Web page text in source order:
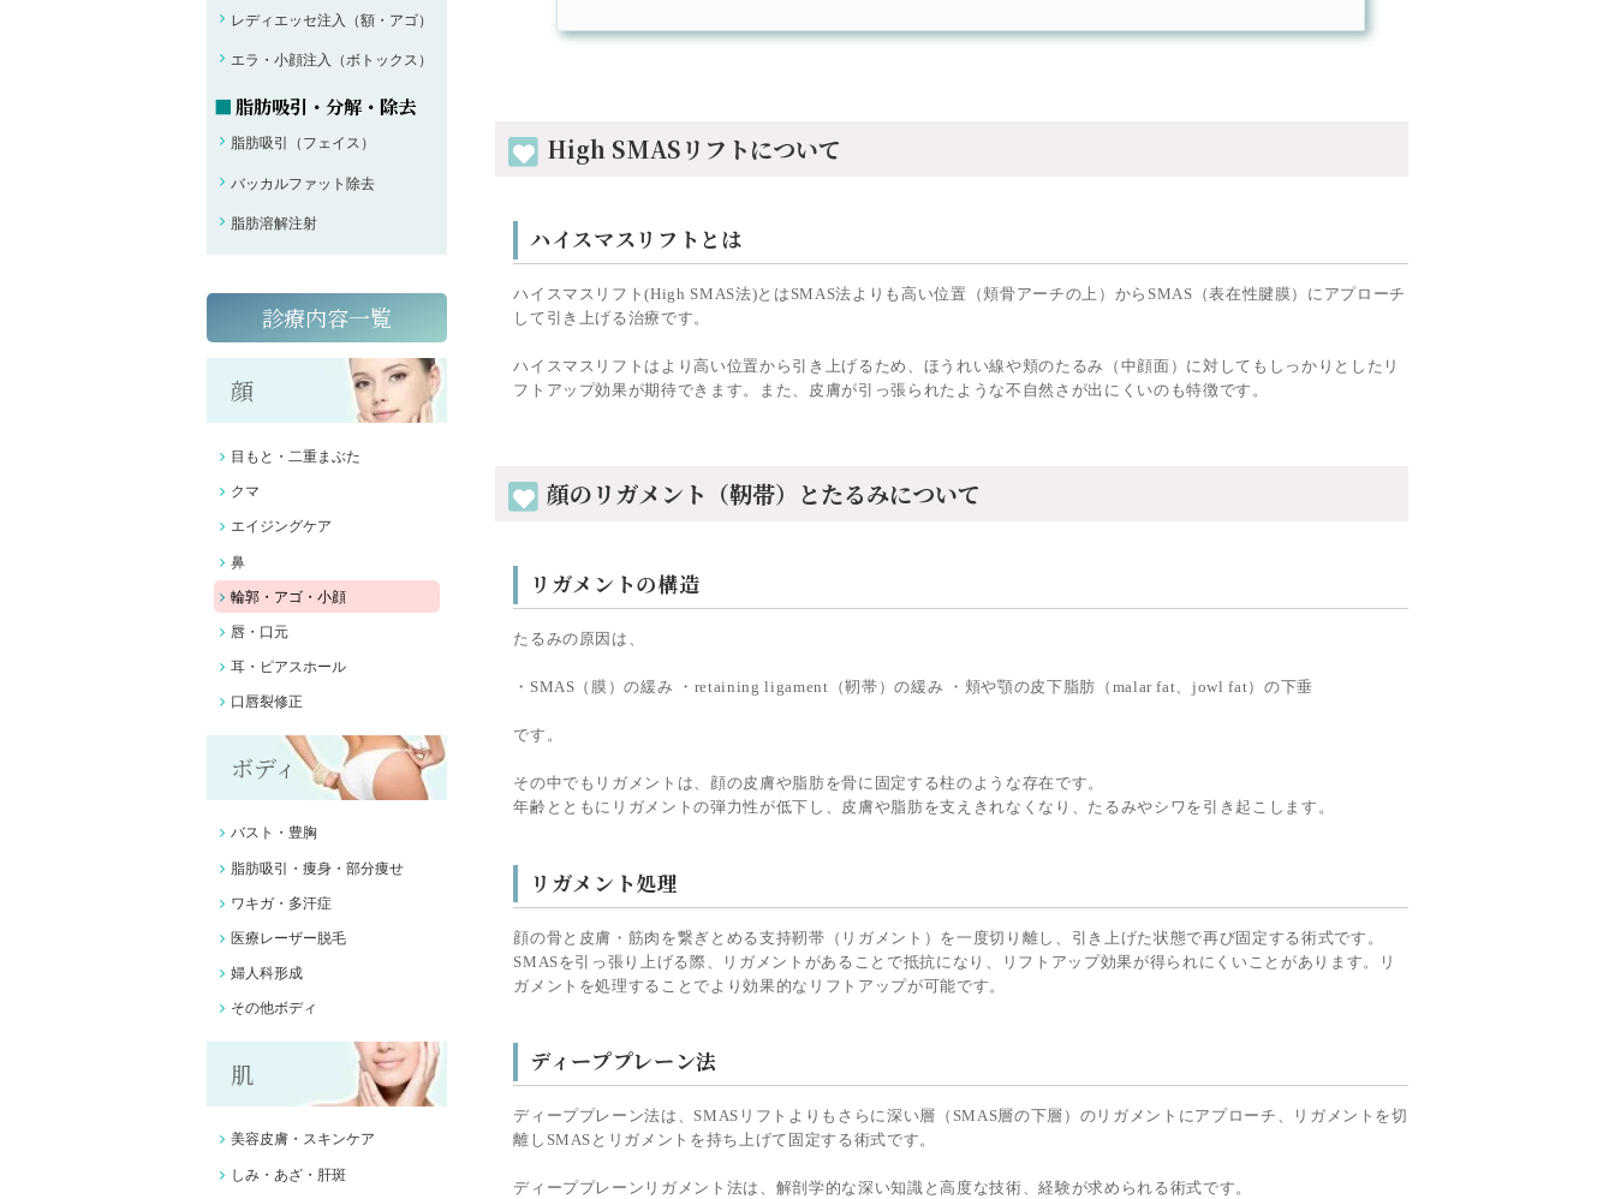
High SMASリフトについて
ハイスマスリフトとは
ハイスマスリフト(High SMAS法)とはSMAS法よりも高い位置（頬骨アーチの上）からSMAS（表在性腱膜）にアプローチ
して引き上げる治療です。
ハイスマスリフトはより高い位置から引き上げるため、ほうれい線や頬のたるみ（中顔面）に対してもしっかりとしたリ
フトアップ効果が期待できます。また、皮膚が引っ張られたような不自然さが出にくいのも特徴です。
顔のリガメント（靭帯）とたるみについて
リガメントの構造
たるみの原因は、
・SMAS（膜）の緩み ・retaining ligament（靭帯）の緩み ・頬や顎の皮下脂肪（malar fat、jowl fat）の下垂
です。
その中でもリガメントは、顔の皮膚や脂肪を骨に固定する柱のような存在です。
年齢とともにリガメントの弾力性が低下し、皮膚や脂肪を支えきれなくなり、たるみやシワを引き起こします。
リガメント処理
顔の骨と皮膚・筋肉を繋ぎとめる支持靭帯（リガメント）を一度切り離し、引き上げた状態で再び固定する術式です。
SMASを引っ張り上げる際、リガメントがあることで抵抗になり、リフトアップ効果が得られにくいことがあります。リ
ガメントを処理することでより効果的なリフトアップが可能です。
ディーププレーン法
ディーププレーン法は、SMASリフトよりもさらに深い層（SMAS層の下層）のリガメントにアプローチ、リガメントを切
離しSMASとリガメントを持ち上げて固定する術式です。
ディーププレーンリガメント法は、解剖学的な深い知識と高度な技術、経験が求められる術式です。
レディエッセ注入（額・アゴ）
エラ・小顔注入（ボトックス）
脂肪吸引・分解・除去
脂肪吸引（フェイス）
バッカルファット除去
脂肪溶解注射
診療内容一覧
顔
目もと・二重まぶた
クマ
エイジングケア
鼻
輪郭・アゴ・小顔
唇・口元
耳・ピアスホール
口唇裂修正
ボディ
バスト・豊胸
脂肪吸引・痩身・部分痩せ
ワキガ・多汗症
医療レーザー脱毛
婦人科形成
その他ボディ
肌
美容皮膚・スキンケア
しみ・あざ・肝斑